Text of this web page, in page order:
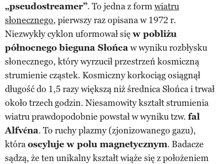
„pseudostreamer”. To jedna z formwiatru
słonecznego, pierwszy raz opisana w 1972 r.
Niezwykły cyklon uformował się w pobliżu
północnego bieguna Słońcaw wyniku rozbłysku
słonecznego, który wyrzucił przestrzeń kosmiczną
strumienie cząstek. Kosmiczny korkociąg osiągnął
długość do 1,5 razy większą niż średnica Słońca i trwał
około trzech godzin. Niesamowity kształt strumienia
wiatru prawdopodobnie powstał w wyniku tzw. fal
Alfvéna. To ruchy plazmy (zjonizowanego gazu),
któraoscyluje w polu magnetycznym. Badacze
sądzą, że ten unikalny kształt wiąże się z położeniem